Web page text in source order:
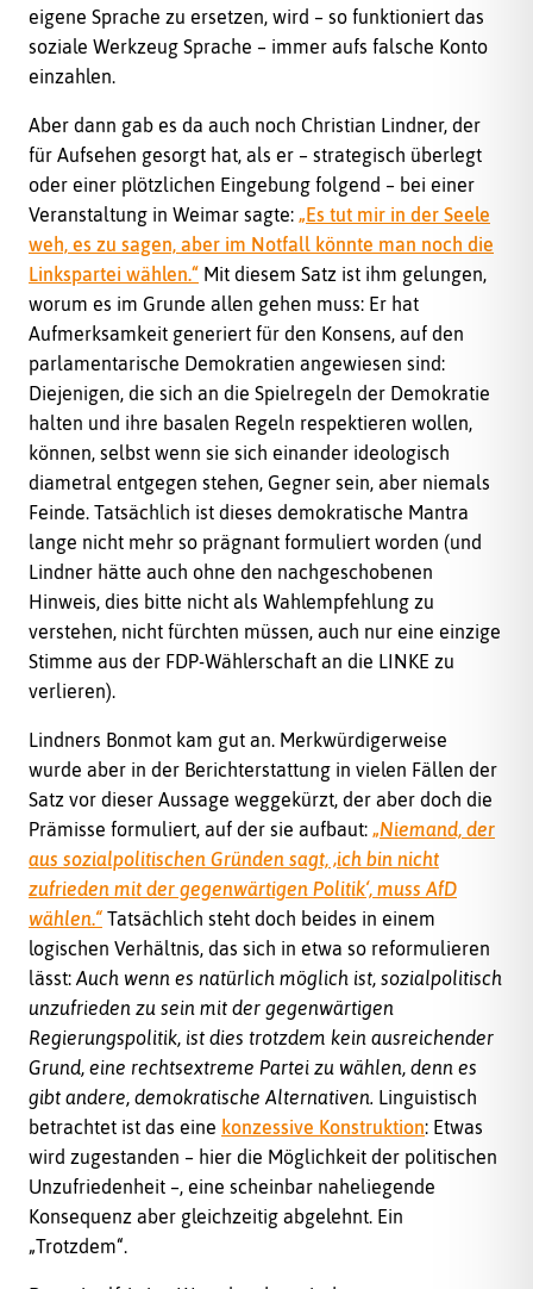
eigene Sprache zu ersetzen, wird – so funktioniert das
soziale Werkzeug Sprache – immer aufs falsche Konto
einzahlen.
Aber dann gab es da auch noch Christian Lindner, der
für Aufsehen gesorgt hat, als er – strategisch überlegt
oder einer plötzlichen Eingebung folgend – bei einer
Veranstaltung in Weimar sagte: „Es tut mir in der Seele
weh, es zu sagen, aber im Notfall könnte man noch die
Linkspartei wählen.“ Mit diesem Satz ist ihm gelungen,
worum es im Grunde allen gehen muss: Er hat
Aufmerksamkeit generiert für den Konsens, auf den
parlamentarische Demokratien angewiesen sind:
Diejenigen, die sich an die Spielregeln der Demokratie
halten und ihre basalen Regeln respektieren wollen,
können, selbst wenn sie sich einander ideologisch
diametral entgegen stehen, Gegner sein, aber niemals
Feinde. Tatsächlich ist dieses demokratische Mantra
lange nicht mehr so prägnant formuliert worden (und
Lindner hätte auch ohne den nachgeschobenen
Hinweis, dies bitte nicht als Wahlempfehlung zu
verstehen, nicht fürchten müssen, auch nur eine einzige
Stimme aus der FDP-Wählerschaft an die LINKE zu
verlieren).
Lindners Bonmot kam gut an. Merkwürdigerweise
wurde aber in der Berichterstattung in vielen Fällen der
Satz vor dieser Aussage weggekürzt, der aber doch die
Prämisse formuliert, auf der sie aufbaut: „Niemand, der
aus sozialpolitischen Gründen sagt, ‚ich bin nicht
zufrieden mit der gegenwärtigen Politik‘, muss AfD
wählen.“ Tatsächlich steht doch beides in einem
logischen Verhältnis, das sich in etwa so reformulieren
lässt: Auch wenn es natürlich möglich ist, sozialpolitisch
unzufrieden zu sein mit der gegenwärtigen
Regierungspolitik, ist dies trotzdem kein ausreichender
Grund, eine rechtsextreme Partei zu wählen, denn es
gibt andere, demokratische Alternativen. Linguistisch
betrachtet ist das eine konzessive Konstruktion: Etwas
wird zugestanden – hier die Möglichkeit der politischen
Unzufriedenheit –, eine scheinbar naheliegende
Konsequenz aber gleichzeitig abgelehnt. Ein
„Trotzdem“.